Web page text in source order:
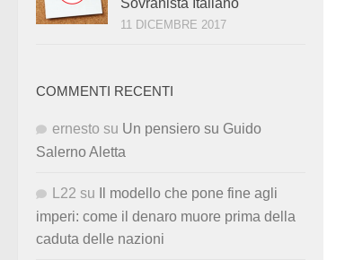
Sovranista Italiano
11 DICEMBRE 2017
COMMENTI RECENTI
ernesto su Un pensiero su Guido
Salerno Aletta
L22 su
Il modello che pone fine agli
imperi: come il denaro muore prima della
caduta delle nazioni